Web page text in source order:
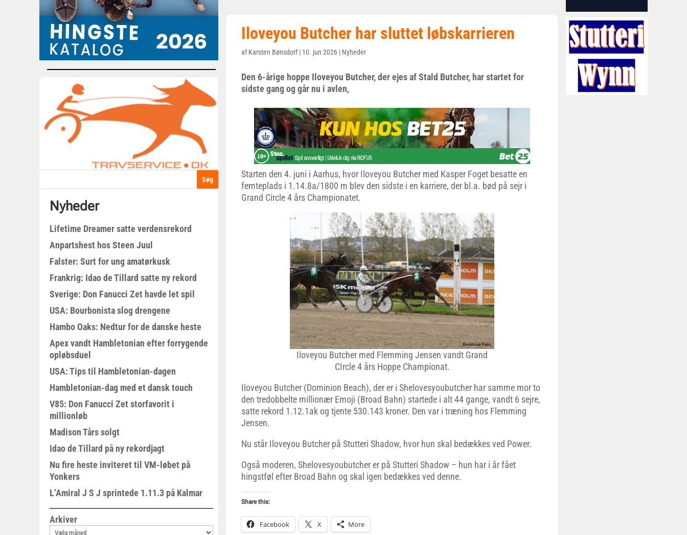
Nyheder
Lifetime Dreamer satte verdensrekord
Anpartshest hos Steen Juul
Falster: Surt for ung amatørkusk
Frankrig: Idao de Tillard satte ny rekord
Sverige: Don Fanucci Zet havde let spil
USA: Bourbonista slog drengene
Hambo Oaks: Nedtur for de danske heste
Apex vandt Hambletonian efter forrygende
opløbsduel
USA: Tips til Hambletonian-dagen
Hambletonian-dag med et dansk touch
V85: Don Fanucci Zet storfavorit i
millionløb
Madison Tårs solgt
Idao de Tillard på ny rekordjagt
Nu fire heste inviteret til VM-løbet på
Yonkers
L’Amiral J S J sprintede 1.11.3 på Kalmar
Arkiver
Iloveyou Butcher har sluttet løbskarrieren
afKarsten Bønsdorf| 10. jun 2026 | Nyheder
Den 6-årige hoppe Iloveyou Butcher, der ejes af Stald Butcher, har startet for
sidste gang og går nu i avlen,
Starten den 4. juni i Aarhus, hvor Iloveyou Butcher med Kasper Foget besatte en
femteplads i 1.14.8a/1800 m blev den sidste i en karriere, der bl.a. bød på sejr i
Grand Circle 4 års Championatet.
Iloveyou Butcher med Flemming Jensen vandt Grand
CIrcle 4 års Hoppe Championat.
Iloveyou Butcher (Dominion Beach), der er i Shelovesyoubutcher har samme mor to
den tredobbelte millionær Emoji (Broad Bahn) startede i alt 44 gange, vandt 6 sejre,
satte rekord 1.12.1ak og tjente 530.143 kroner. Den var i træning hos Flemming
Jensen.
Nu står Iloveyou Butcher på Stutteri Shadow, hvor hun skal bedækkes ved Power.
Også moderen, Shelovesyoubutcher er på Stutteri Shadow – hun har i år fået
hingstføl efter Broad Bahn og skal igen bedækkes ved denne.
Share this:
Facebook X More